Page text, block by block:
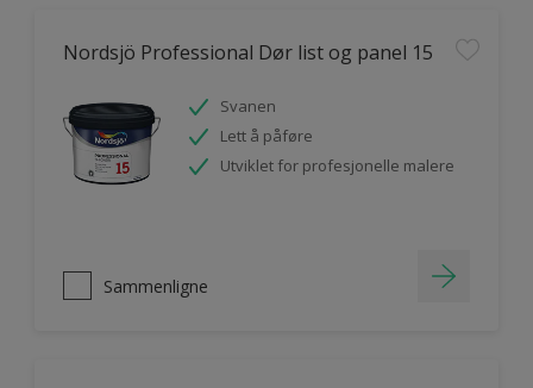
Nordsjö Professional Dør list og panel 15
Svanen
Lett å påføre
Utviklet for profesjonelle malere
Sammenligne